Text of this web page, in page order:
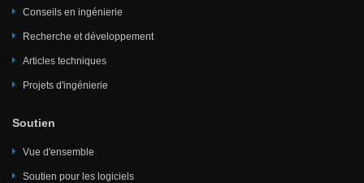
Conseils en ingénierie
Recherche et développement
Articles techniques
Projets d'ingénierie
Soutien
Vue d'ensemble
Soutien pour les logiciels